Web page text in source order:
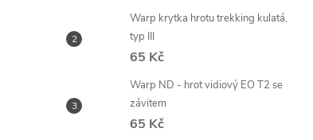
Warp krytka hrotu trekking kulatá,
typ III
65 Kč
Warp ND - hrot vidiový EO T2 se
závitem
65 Kč